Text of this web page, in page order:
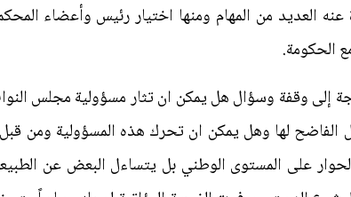
عنه العديد من المهام ومنها اختيار رئيس وأعضاء
الحكومة.
إلى وقفة وسؤال هل يمكن ان تثار مسؤولية مجلس
الفاضح لها وهل يمكن ان تحرك هذه المسؤولية ومن
على المستوى الوطني بل يتساءل البعض عن